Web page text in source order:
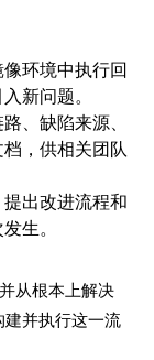
环境中执行回
新问题。
、缺陷来源、
，供相关团队
出改进流程和
生。
从根本上解决
并执行这一流